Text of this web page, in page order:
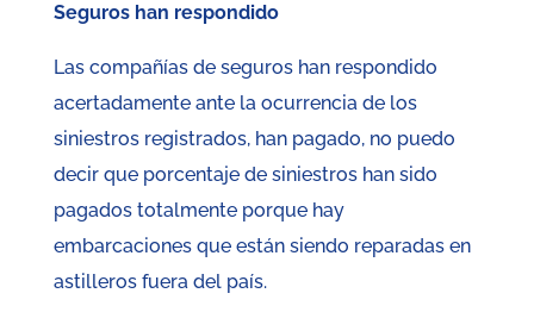
Seguros han respondido
Las compañías de seguros han respondido
acertadamente ante la ocurrencia de los
siniestros registrados, han pagado, no puedo
decir que porcentaje de siniestros han sido
pagados totalmente porque hay
embarcaciones que están siendo reparadas en
astilleros fuera del país.